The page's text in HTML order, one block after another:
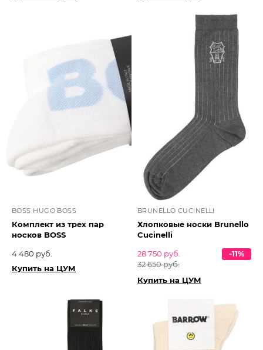
BOSS HUGO BOSS
Комплект из трех пар
носков BOSS
4 480 руб.
Купить на ЦУМ
BRUNELLO CUCINELLI
Хлопковые носки Brunello
Cucinelli
28 750 руб.
32 650 руб.
-11%
Купить на ЦУМ